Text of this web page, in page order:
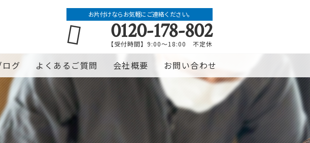
お片付けならお気軽にご連絡ください。
0120-178-802
【受付時間】9:00～18:00 不定休
ログ よくあるご質問 会社概要 お問い合わせ